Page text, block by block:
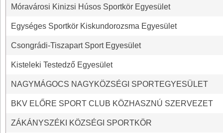
Móravárosi Kinizsi Húsos Sportkör Egyesület
Egységes Sportkör Kiskundorozsma Egyesület
Csongrádi-Tiszapart Sport Egyesület
Kisteleki Testedző Egyesület
NAGYMÁGOCS NAGYKÖZSÉGI SPORTEGYESÜLET
BKV ELŐRE SPORT CLUB KÖZHASZNÚ SZERVEZET
ZÁKÁNYSZÉKI KÖZSÉGI SPORTKÖR